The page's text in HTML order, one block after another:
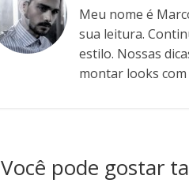
Meu nome é
sua leitura.
estilo. Nossas
montar looks com
Você pode gostar